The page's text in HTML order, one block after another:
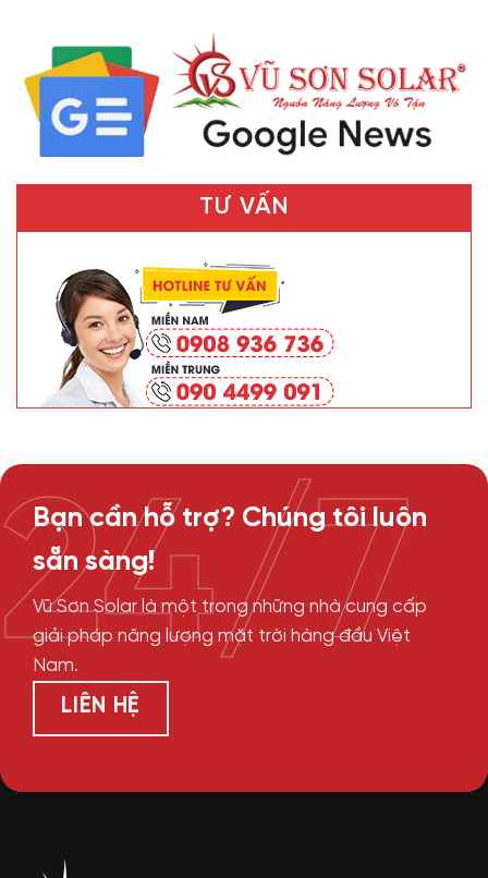
TƯ VẤN
Bạn cần hỗ trợ? Chúng tôi luôn
sẵn sàng!
Vũ Sơn Solar là một trong những nhà cung cấp
giải pháp năng lượng mặt trời hàng đầu Việt
Nam.
LIÊN HỆ
24/7